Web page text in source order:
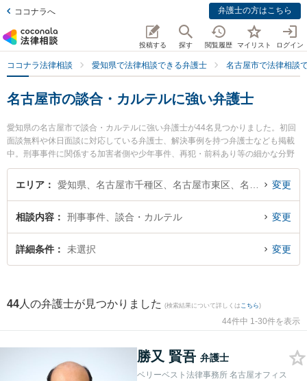
ココナラへ 弁護士の方はこちら
投稿する 探す 閲覧履歴 マイリスト ログイン
ココナラ法律相談 愛知県で法律相談できる弁護士 名古屋市で法律相談
名古屋市の談合・カルテルに強い弁護士
愛知県の名古屋市で談合・カルテルに強い弁護士が44名見つかりました。初回
面談無料や休日面談に対応している弁護士、解決事例を持つ弁護士なども掲載
中。刑事事件に関係する加害者側や少年事件、再犯・前科あり等の細かな分野
での絞り込み検索もでき便利です。特にベリーベスト法律事務所 名古屋オフィ
スの勝又 賢吾弁護士やさんずい法律事務所の山田 瑞樹弁護士、名古屋葵綜合法
を今すぐに弁護士に相談したい』『談合・カルテルのトラブル解決の実績豊富
な近くの弁護士を検索したい』『初回相談無料で談合・カルテルを法律相談で
きる名古屋市内の弁護士に相談予約したい』などでお困りの相談者さんにおす
エリア 変更
相談内容 刑事事件、談合・カルテル 変更
詳細条件 未選択 変更
44 人の弁護士が見つかりました (検索結果について詳しくは こちら)
44件中 1-30件を表示
勝又 賢吾 弁護士
ベリーベスト法律事務所 名古屋オフィス